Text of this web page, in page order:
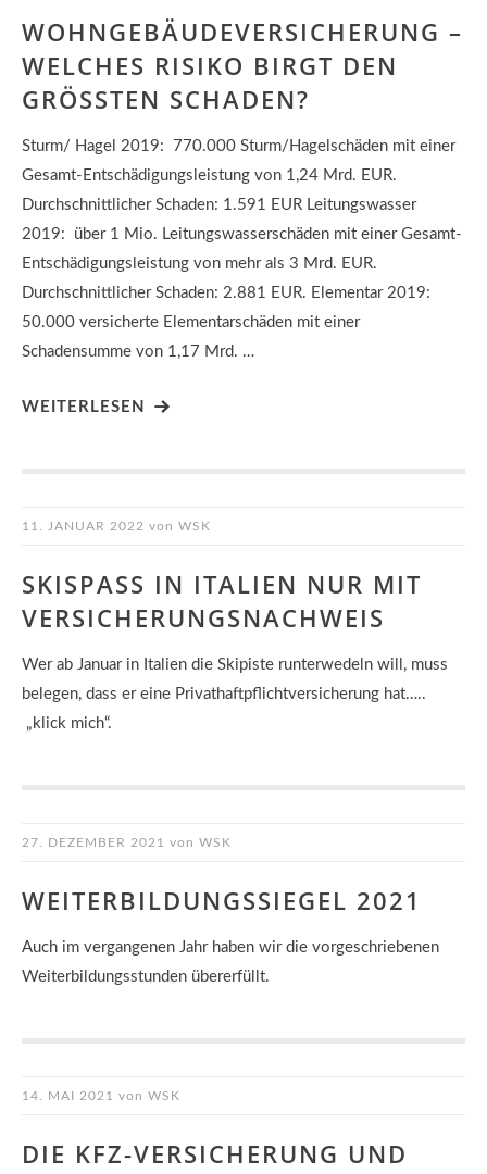
WOHNGEBÄUDEVERSICHERUNG –
WELCHES RISIKO BIRGT DEN
GRÖSSTEN SCHADEN?
Sturm/ Hagel 2019: 770.000 Sturm/Hagelschäden mit einer
Gesamt-Entschädigungsleistung von 1,24 Mrd. EUR.
Durchschnittlicher Schaden: 1.591 EUR Leitungswasser
2019: über 1 Mio. Leitungswasserschäden mit einer Gesamt-
Entschädigungsleistung von mehr als 3 Mrd. EUR.
Durchschnittlicher Schaden: 2.881 EUR. Elementar 2019:
50.000 versicherte Elementarschäden mit einer
Schadensumme von 1,17 Mrd. …
WEITERLESEN
11. JANUAR 2022 von WSK
SKISPASS IN ITALIEN NUR MIT V
ERSICHERUNGSNACHWEIS
Wer ab Januar in Italien die Skipiste runterwedeln will, muss
belegen, dass er eine Privathaftpflichtversicherung hat…..
„klick mich“.
27. DEZEMBER 2021 von WSK
WEITERBILDUNGSSIEGEL 2021
Auch im vergangenen Jahr haben wir die vorgeschriebenen
Weiterbildungsstunden übererfüllt.
14. MAI 2021 von WSK
DIE KFZ-VERSICHERUNG UND